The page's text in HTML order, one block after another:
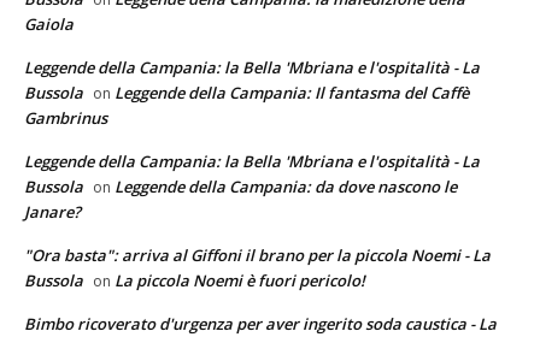
Gaiola
Leggende della Campania: la Bella 'Mbriana e l'ospitalità - La
Bussola on Leggende della Campania: Il fantasma del Caffè
Gambrinus
Leggende della Campania: la Bella 'Mbriana e l'ospitalità - La
Bussola on Leggende della Campania: da dove nascono le
Janare?
"Ora basta": arriva al Giffoni il brano per la piccola Noemi - La
Bussola on La piccola Noemi è fuori pericolo!
Bimbo ricoverato d'urgenza per aver ingerito soda caustica - La